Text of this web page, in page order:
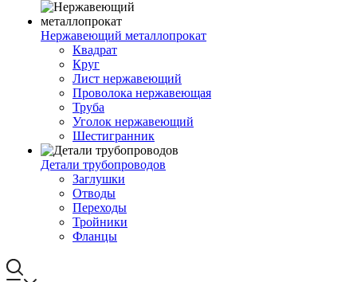
Нержавеющий металлопрокат
Квадрат
Круг
Лист нержавеющий
Проволока нержавеющая
Труба
Уголок нержавеющий
Шестигранник
Детали трубопроводов
Заглушки
Отводы
Переходы
Тройники
Фланцы